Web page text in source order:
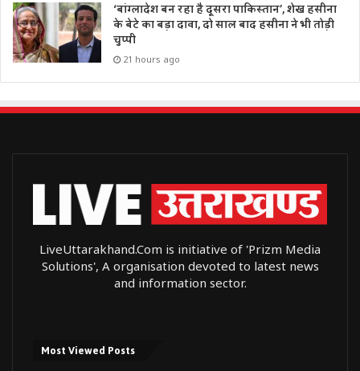
‘बांग्लादेश बन रहा है दूसरा पाकिस्तान’, शेख हसीना
के बेटे का बड़ा दावा, दो साल बाद हसीना ने भी तोड़ी
चुप्पी
21 hours ago
LiveUttarakhand.Com is initiative of 'Prizm Media
Solutions', A organisation devoted to latest news
and information sector.
Most Viewed Posts